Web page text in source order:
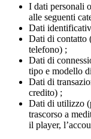
I dati personali
alle seguenti
Dati
Dati di contatto
telefono) ;
Dati di
tipo e modello
Dati di
credito) ;
Dati di utilizzo
trascorso a
il player,